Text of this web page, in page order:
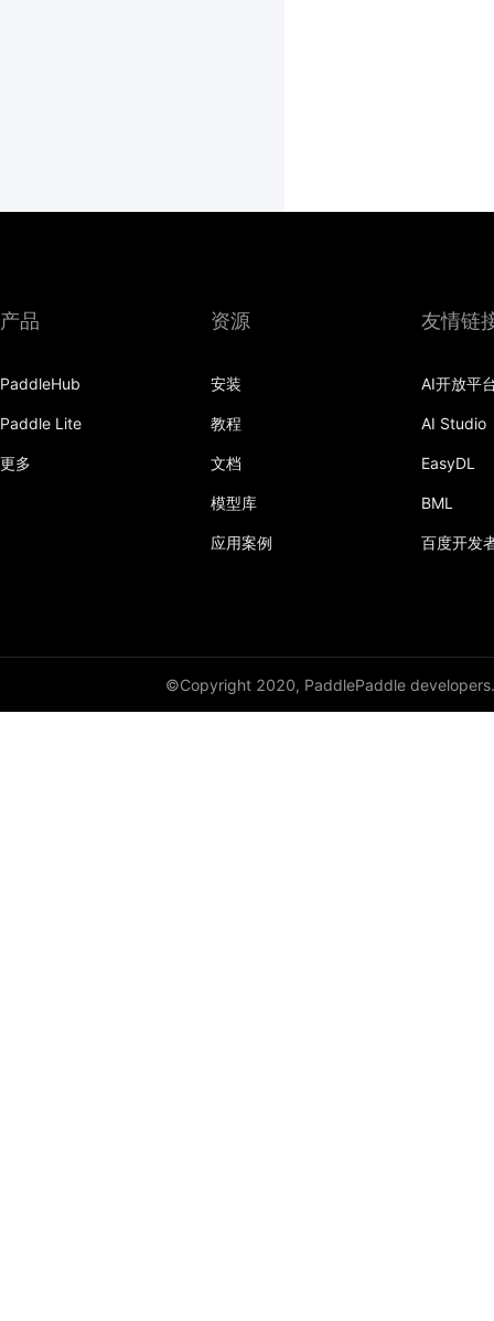
产品
PaddleHub
Paddle Lite
更多
资源
安装
教程
文档
模型库
应用案例
友情链
AI开放平
AI Studio
EasyDL
BML
百度开发
©Copyright 2020, PaddlePaddle developers.